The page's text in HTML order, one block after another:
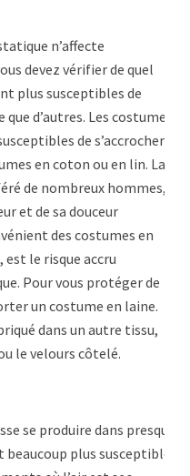
n’affecte
devez vérifier de quel
plus susceptibles de
d’autres. Les costumes
de s’accrocher à
en coton ou en lin. La
de nombreux hommes,
et de sa douceur
des costumes en
est le risque accru
Pour vous protéger de
un costume en laine.
dans un autre tissu,
le velours côtelé.
se produire dans presque
plus susceptible